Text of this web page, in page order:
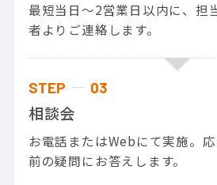
最短当日～2営業日以内に、担
者よりご連絡します。
STEP 03
相談会
お電話またはWebにて実施。
前の疑問にお答えします。